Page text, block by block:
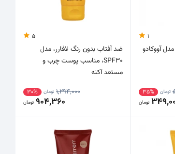
1
آووکادو
تومان 35%
تومان
5
ضد آفتاب بدون رنگ لافارر، مدل
SPF30، مناسب پوست چرب و
مستعد آکنه
1,294,000 تومان 30%
904,360 تومان